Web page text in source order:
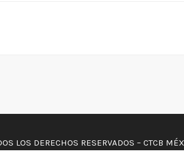
LOS DERECHOS RESERVADOS – CTCB